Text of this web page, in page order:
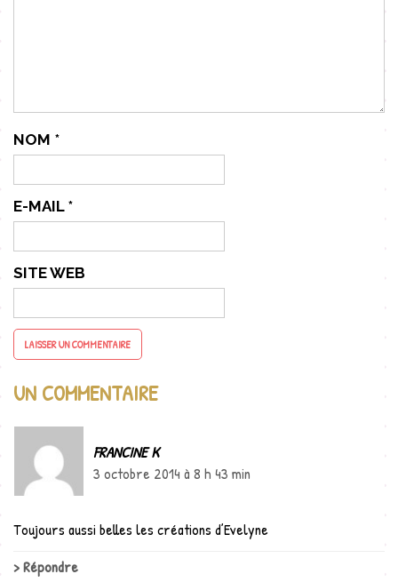
NOM *
E-MAIL *
SITE WEB
UN COMMENTAIRE
FRANCINE K
3 octobre 2014 à 8 h 43 min
Toujours aussi belles les créations d’Evelyne
Répondre